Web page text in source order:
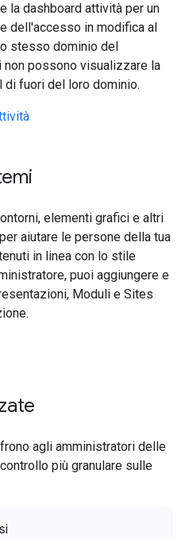
la dashboard attività per un
dell'accesso in modifica al
stesso dominio del
possono visualizzare la
fuori del loro dominio.
elementi grafici e altri
aiutare le persone della tua
in linea con lo stile
puoi aggiungere e
Moduli e Sites
agli amministratori delle
più granulare sulle